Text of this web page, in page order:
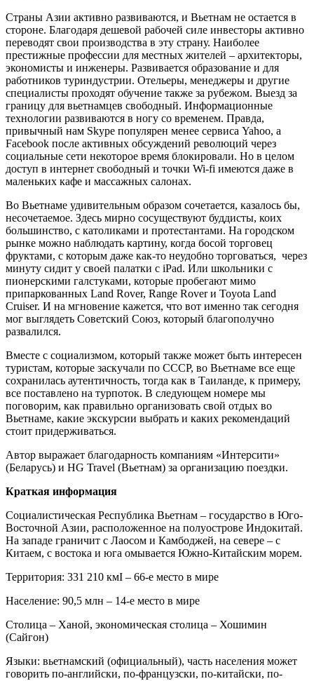
Страны Азии активно развиваются, и Вьетнам не остается в
стороне. Благодаря дешевой рабочей силе инвесторы активно
переводят свои производства в эту страну. Наиболее
престижные профессии для местных жителей – архитекторы,
экономисты и инженеры. Развивается образование и для
работников туриндустрии. Отельеры, менеджеры и другие
специалисты проходят обучение также за рубежом. Выезд за
границу для вьетнамцев свободный. Информационные
технологии развиваются в ногу со временем. Правда,
привычный нам Skype популярен менее сервиса Yahoo, а
Facebook после активных обсуждений революций через
социальные сети некоторое время блокировали. Но в целом
доступ в интернет свободный и точки Wi-fi имеются даже в
маленьких кафе и массажных салонах.
Во Вьетнаме удивительным образом сочетается, казалось бы,
несочетаемое. Здесь мирно сосуществуют буддисты, коих
большинство, с католиками и протестантами. На городском
рынке можно наблюдать картину, когда босой торговец
фруктами, с которым даже как-то неудобно торговаться, через
минуту сидит у своей палатки с iPad. Или школьники с
пионерскими галстуками, которые пробегают мимо
припаркованных Land Rover, Range Rover и Toyota Land
Cruiser. И на мгновение кажется, что вот именно так сегодня
мог выглядеть Советский Союз, который благополучно
развалился.
Вместе с социализмом, который также может быть интересен
туристам, которые заскучали по СССР, во Вьетнаме все еще
сохранилась аутентичность, тогда как в Таиланде, к примеру,
все поставлено на турпоток. В следующем номере мы
поговорим, как правильно организовать свой отдых во
Вьетнаме, какие экскурсии выбрать и каких рекомендаций
стоит придерживаться.
Автор выражает благодарность компаниям «Интерсити»
(Беларусь) и HG Travel (Вьетнам) за организацию поездки.
Краткая информация
Социалистическая Республика Вьетнам – государство в Юго-
Восточной Азии, расположенное на полуострове Индокитай.
На западе граничит с Лаосом и Камбоджей, на севере – с
Китаем, с востока и юга омывается Южно-Китайским морем.
Территория: 331 210 кмІ – 66-е место в мире
Население: 90,5 млн – 14-е место в мире
Столица – Ханой, экономическая столица – Хошимин
(Сайгон)
Языки: вьетнамский (официальный), часть населения может
говорить по-английски, по-французски, по-китайски, по-